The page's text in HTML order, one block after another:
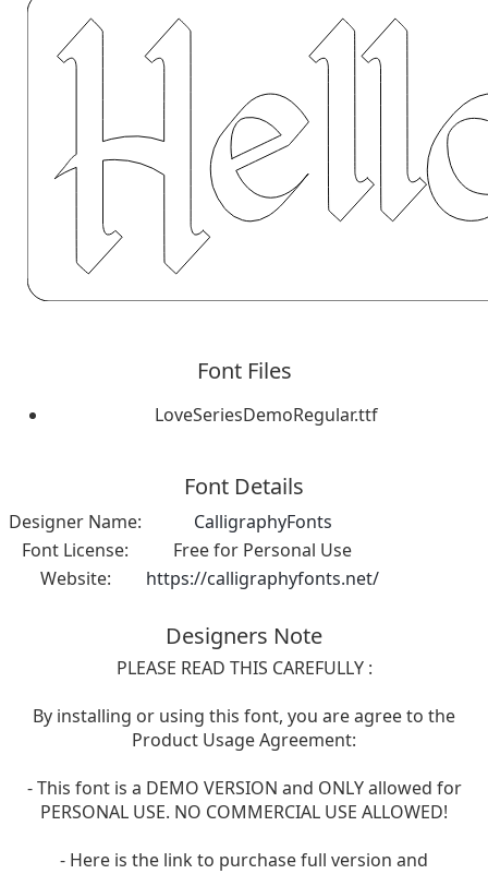
Font Files
LoveSeriesDemoRegular.ttf
Font Details
Designer Name:
CalligraphyFonts
Font License:
Free for Personal Use
Website:
https://calligraphyfonts.net/
Designers Note
PLEASE READ THIS CAREFULLY :
By installing or using this font, you are agree to the
Product Usage Agreement:
- This font is a DEMO VERSION and ONLY allowed for
PERSONAL USE. NO COMMERCIAL USE ALLOWED!
- Here is the link to purchase full version and